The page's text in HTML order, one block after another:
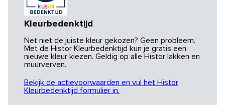
Kleurbedenktijd
Net niet de juiste kleur gekozen? Geen probleem.
Met de Histor Kleurbedenktijd kun je gratis een
nieuwe kleur kiezen. Geldig op alle Histor lakken en
muurverven.
Bekijk de actievoorwaarden en vul het Histor
Kleurbedenktijd formulier in.